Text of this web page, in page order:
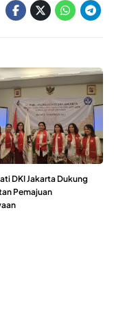
DKI Jakarta Dukung
Pemajuan